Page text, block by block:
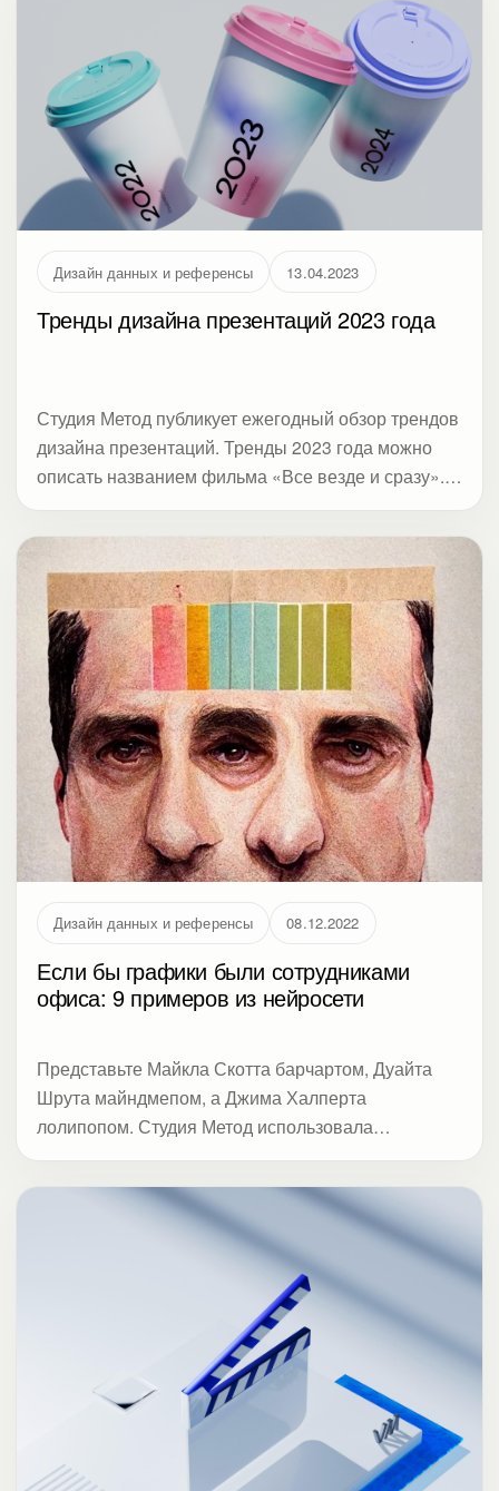
Дизайн данных и референсы 13.04.2023
Тренды дизайна презентаций 2023 года
Студия Метод публикует ежегодный обзор трендов
дизайна презентаций. Тренды 2023 года можно
описать названием фильма «Все везде и сразу».
объединяются, перетекают из одного в другой и
синтезируются. Иногда выглядит безумно, но
часто это объясняется целью — задействовать
максимальное количество чувств людей, чтобы
достучаться через броню, созданную стрессом и
перегрузкой информацией. В статье акцент на
визуализации, насмотренности и приемах,
которые делают сложные данные понятными.
Дизайн данных и референсы 08.12.2022
Если бы графики были сотрудниками
офиса: 9 примеров из нейросети
Представьте Майкла Скотта барчартом, Дуайта
Шрута майндмепом, а Джима Халперта
лолипопом. Студия Метод использовала
Офиса в популярные диаграммы. В статье акцент
на визуализации, насмотренности и приемах,
которые делают сложные данные понятными.